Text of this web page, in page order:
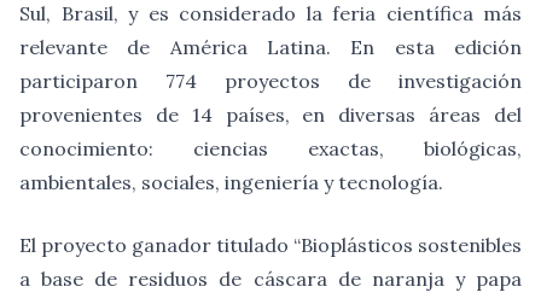
Sul, Brasil, y es considerado la feria científica más
relevante de América Latina. En esta edición
participaron 774 proyectos de investigación
provenientes de 14 países, en diversas áreas del
conocimiento: ciencias exactas, biológicas,
ambientales, sociales, ingeniería y tecnología.
El proyecto ganador titulado “Bioplásticos sostenibles
a base de residuos de cáscara de naranja y papa